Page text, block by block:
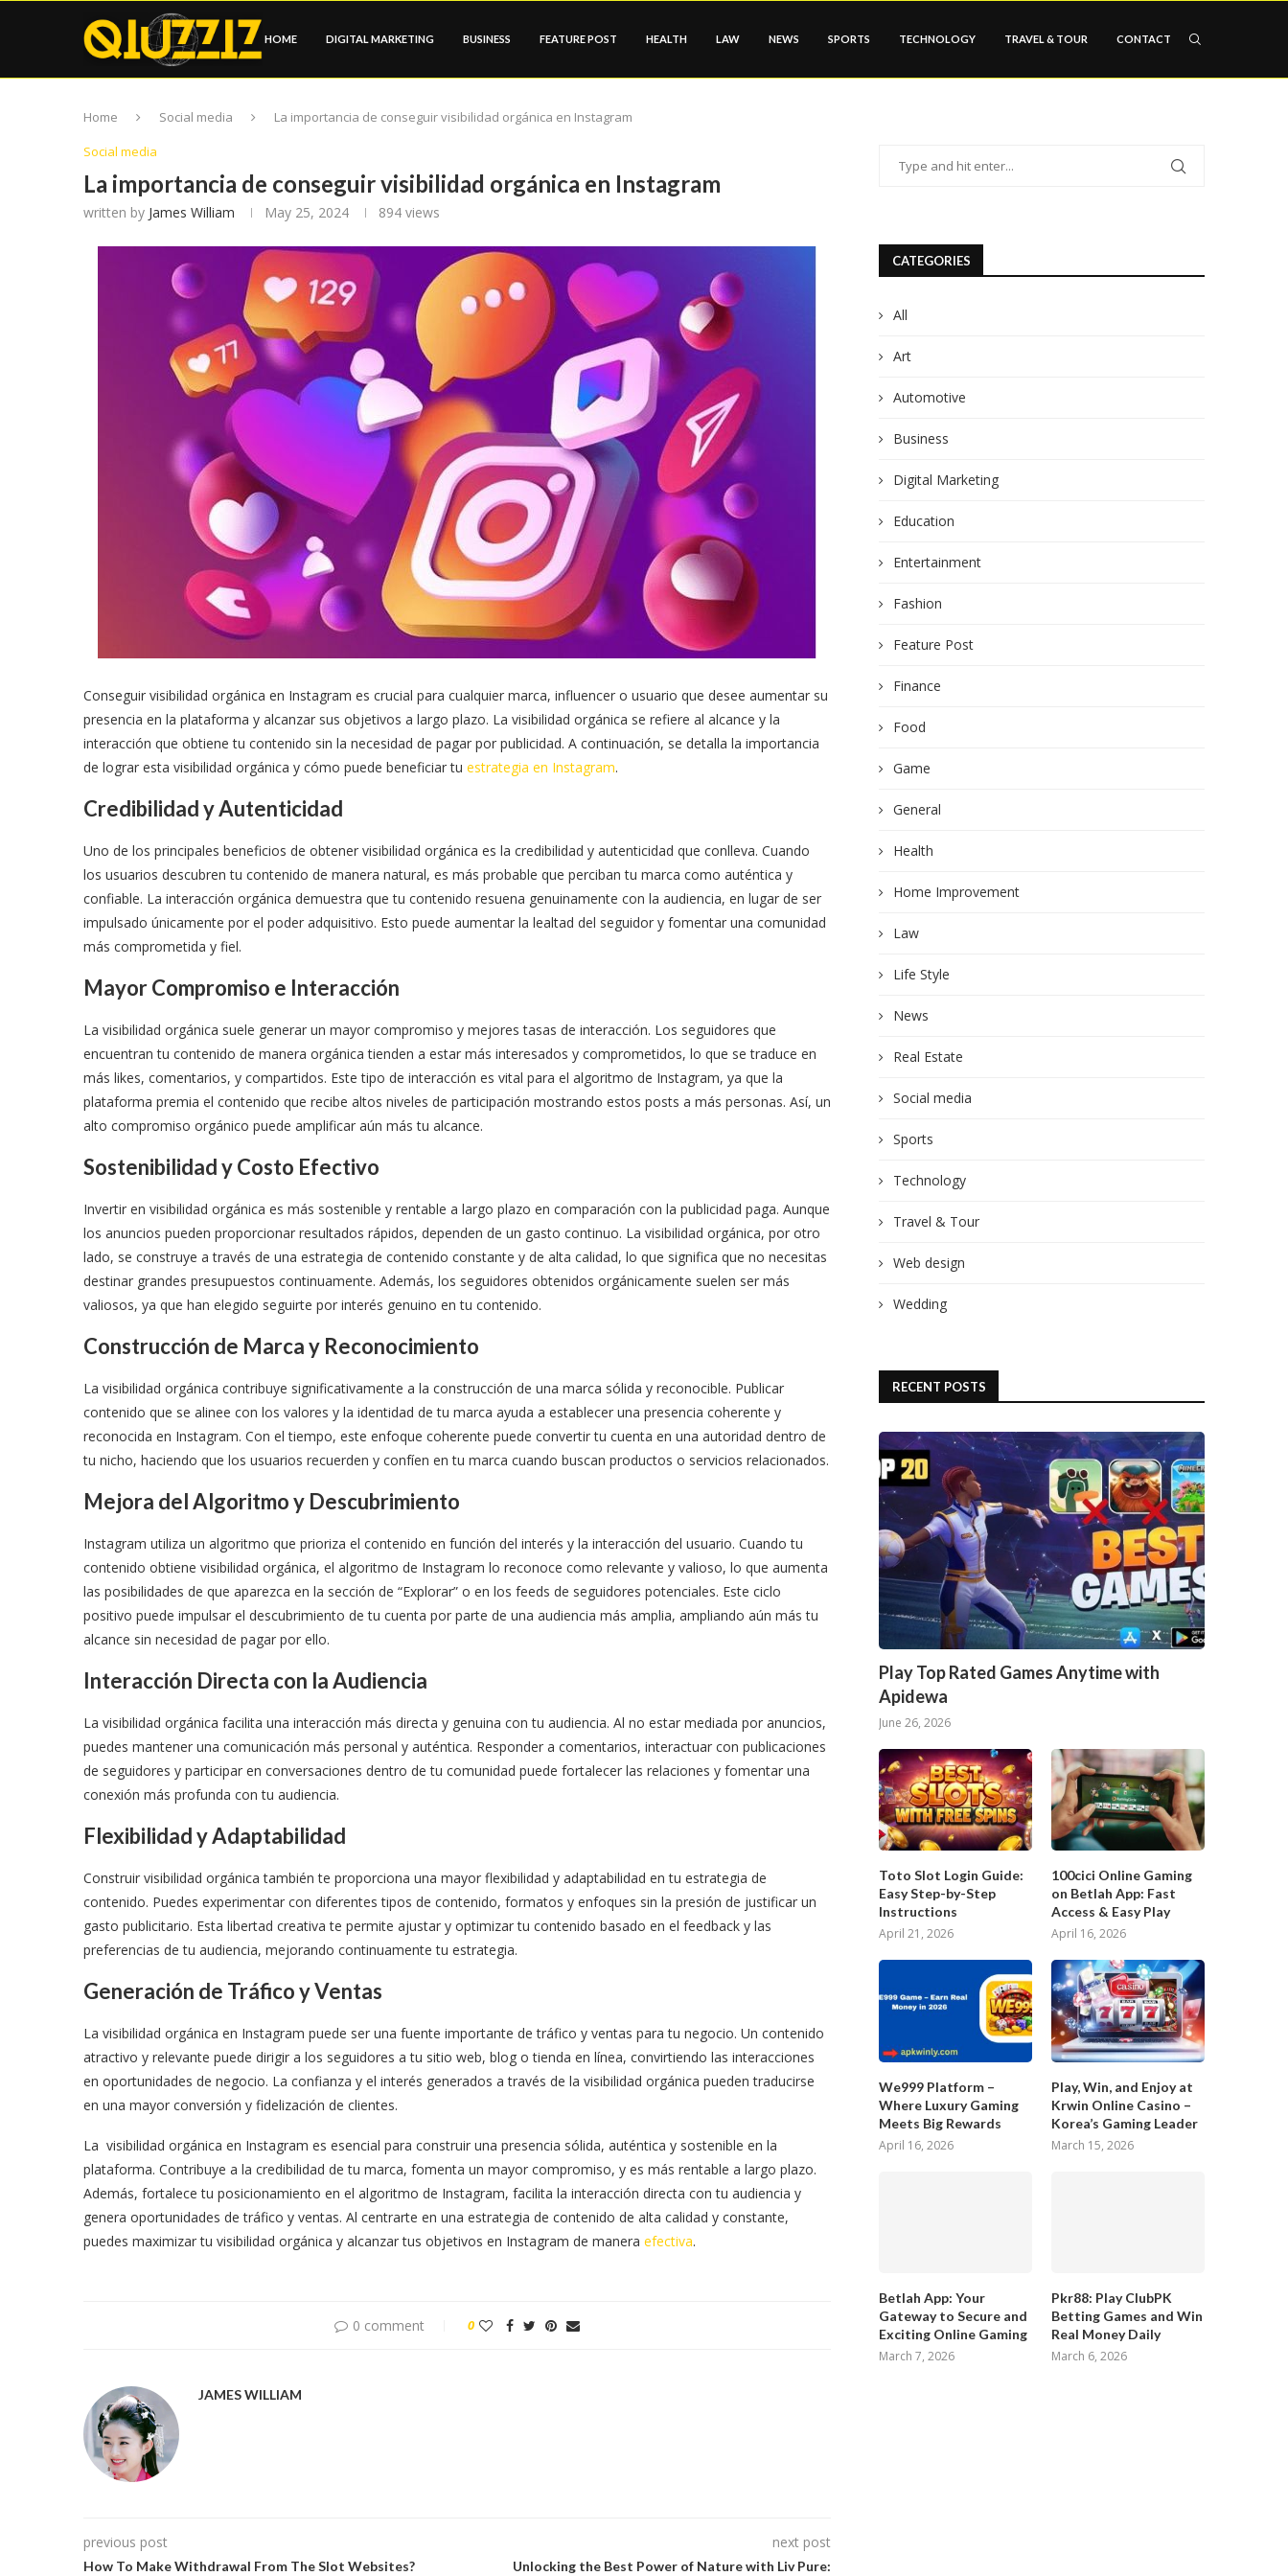
HOME DIGITAL MARKETING BUSINESS FEATURE POST HEALTH LAW NEWS SPORTS TECHNOLOGY TRAVEL & TOUR CONTACT
Home Social media
La importancia de conseguir visibilidad orgánica en Instagram
Social media
La importancia de conseguir visibilidad orgánica en Instagram
written by James William May 25, 2024 894 views
Conseguir visibilidad orgánica en Instagram es crucial para cualquier marca, influencer o usuario que desee aumentar su
presencia en la plataforma y alcanzar sus objetivos a largo plazo. La visibilidad orgánica se refiere al alcance y la
interacción que obtiene tu contenido sin la necesidad de pagar por publicidad. A continuación, se detalla la importancia
de lograr esta visibilidad orgánica y cómo puede beneficiar tu estrategia en Instagram.
Credibilidad y Autenticidad
Uno de los principales beneficios de obtener visibilidad orgánica es la credibilidad y autenticidad que conlleva. Cuando
los usuarios descubren tu contenido de manera natural, es más probable que perciban tu marca como auténtica y
confiable. La interacción orgánica demuestra que tu contenido resuena genuinamente con la audiencia, en lugar de ser
impulsado únicamente por el poder adquisitivo. Esto puede aumentar la lealtad del seguidor y fomentar una comunidad
más comprometida y fiel.
Mayor Compromiso e Interacción
La visibilidad orgánica suele generar un mayor compromiso y mejores tasas de interacción. Los seguidores que
encuentran tu contenido de manera orgánica tienden a estar más interesados y comprometidos, lo que se traduce en
más likes, comentarios, y compartidos. Este tipo de interacción es vital para el algoritmo de Instagram, ya que la
plataforma premia el contenido que recibe altos niveles de participación mostrando estos posts a más personas. Así, un
alto compromiso orgánico puede amplificar aún más tu alcance.
Sostenibilidad y Costo Efectivo
Invertir en visibilidad orgánica es más sostenible y rentable a largo plazo en comparación con la publicidad paga. Aunque
los anuncios pueden proporcionar resultados rápidos, dependen de un gasto continuo. La visibilidad orgánica, por otro
lado, se construye a través de una estrategia de contenido constante y de alta calidad, lo que significa que no necesitas
destinar grandes presupuestos continuamente. Además, los seguidores obtenidos orgánicamente suelen ser más
valiosos, ya que han elegido seguirte por interés genuino en tu contenido.
Construcción de Marca y Reconocimiento
La visibilidad orgánica contribuye significativamente a la construcción de una marca sólida y reconocible. Publicar
contenido que se alinee con los valores y la identidad de tu marca ayuda a establecer una presencia coherente y
reconocida en Instagram. Con el tiempo, este enfoque coherente puede convertir tu cuenta en una autoridad dentro de
tu nicho, haciendo que los usuarios recuerden y confíen en tu marca cuando buscan productos o servicios relacionados.
Mejora del Algoritmo y Descubrimiento
Instagram utiliza un algoritmo que prioriza el contenido en función del interés y la interacción del usuario. Cuando tu
contenido obtiene visibilidad orgánica, el algoritmo de Instagram lo reconoce como relevante y valioso, lo que aumenta
las posibilidades de que aparezca en la sección de “Explorar” o en los feeds de seguidores potenciales. Este ciclo
positivo puede impulsar el descubrimiento de tu cuenta por parte de una audiencia más amplia, ampliando aún más tu
alcance sin necesidad de pagar por ello.
Interacción Directa con la Audiencia
La visibilidad orgánica facilita una interacción más directa y genuina con tu audiencia. Al no estar mediada por anuncios,
puedes mantener una comunicación más personal y auténtica. Responder a comentarios, interactuar con publicaciones
de seguidores y participar en conversaciones dentro de tu comunidad puede fortalecer las relaciones y fomentar una
conexión más profunda con tu audiencia.
Flexibilidad y Adaptabilidad
Construir visibilidad orgánica también te proporciona una mayor flexibilidad y adaptabilidad en tu estrategia de
contenido. Puedes experimentar con diferentes tipos de contenido, formatos y enfoques sin la presión de justificar un
gasto publicitario. Esta libertad creativa te permite ajustar y optimizar tu contenido basado en el feedback y las
preferencias de tu audiencia, mejorando continuamente tu estrategia.
Generación de Tráfico y Ventas
La visibilidad orgánica en Instagram puede ser una fuente importante de tráfico y ventas para tu negocio. Un contenido
atractivo y relevante puede dirigir a los seguidores a tu sitio web, blog o tienda en línea, convirtiendo las interacciones
en oportunidades de negocio. La confianza y el interés generados a través de la visibilidad orgánica pueden traducirse
en una mayor conversión y fidelización de clientes.
La visibilidad orgánica en Instagram es esencial para construir una presencia sólida, auténtica y sostenible en la
plataforma. Contribuye a la credibilidad de tu marca, fomenta un mayor compromiso, y es más rentable a largo plazo.
Además, fortalece tu posicionamiento en el algoritmo de Instagram, facilita la interacción directa con tu audiencia y
genera oportunidades de tráfico y ventas. Al centrarte en una estrategia de contenido de alta calidad y constante,
puedes maximizar tu visibilidad orgánica y alcanzar tus objetivos en Instagram de manera efectiva.
0 comment 0
JAMES WILLIAM
previous post
How To Make Withdrawal From The Slot Websites?
next post
Unlocking the Best Power of Nature with Liv Pure:
CATEGORIES
All
Art
Automotive
Business
Digital Marketing
Education
Entertainment
Fashion
Feature Post
Finance
Food
Game
General
Health
Home Improvement
Law
Life Style
News
Real Estate
Social media
Sports
Technology
Travel & Tour
Web design
Wedding
RECENT POSTS
Play Top Rated Games Anytime with
Apidewa
June 26, 2026
Toto Slot Login Guide:
Easy Step-by-Step
Instructions
April 21, 2026
100cici Online Gaming
on Betlah App: Fast
Access & Easy Play
April 16, 2026
We999 Platform –
Where Luxury Gaming
Meets Big Rewards
April 16, 2026
Play, Win, and Enjoy at
Krwin Online Casino –
Korea’s Gaming Leader
March 15, 2026
Betlah App: Your
Gateway to Secure and
Exciting Online Gaming
March 7, 2026
Pkr88: Play ClubPK
Betting Games and Win
Real Money Daily
March 6, 2026